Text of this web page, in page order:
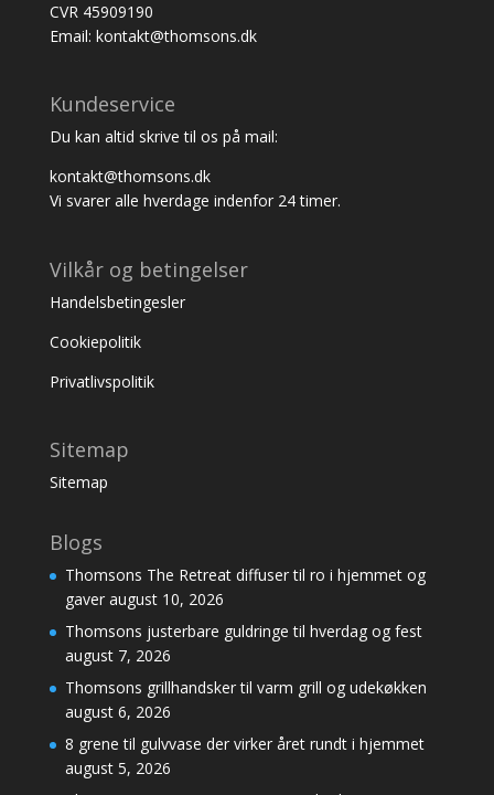
CVR 45909190
Email: kontakt@thomsons.dk
Kundeservice
Du kan altid skrive til os på mail:
kontakt@thomsons.dk
Vi svarer alle hverdage indenfor 24 timer.
Vilkår og betingelser
Handelsbetingesler
Cookiepolitik
Privatlivspolitik
Sitemap
Sitemap
Blogs
Thomsons The Retreat diffuser til ro i hjemmet og
gaver august 10, 2026
Thomsons justerbare guldringe til hverdag og fest
august 7, 2026
Thomsons grillhandsker til varm grill og udekøkken
august 6, 2026
8 grene til gulvvase der virker året rundt i hjemmet
august 5, 2026